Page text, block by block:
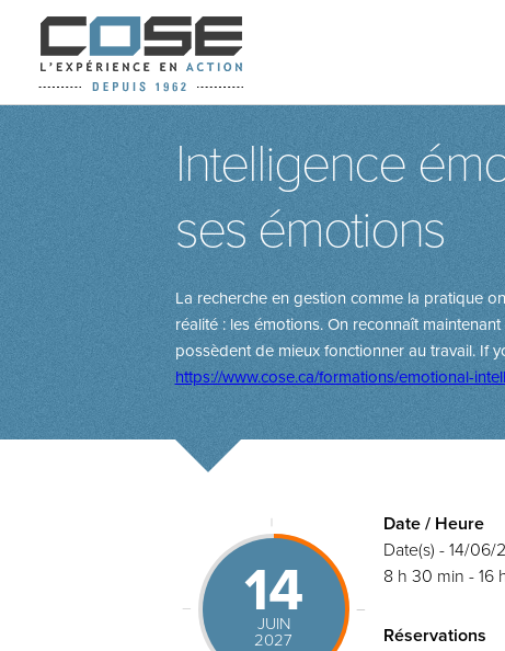
Intelligence
ses émotions
La recherche en gestion comme la pratique
réalité : les émotions. On reconnaît
possèdent de mieux fonctionner au travail.If
https://www.cose.ca/formations/emotional-
14
JUIN
2027
Date / Heure
Date(s) - 14/
8 h 30 min - 16
Réservations